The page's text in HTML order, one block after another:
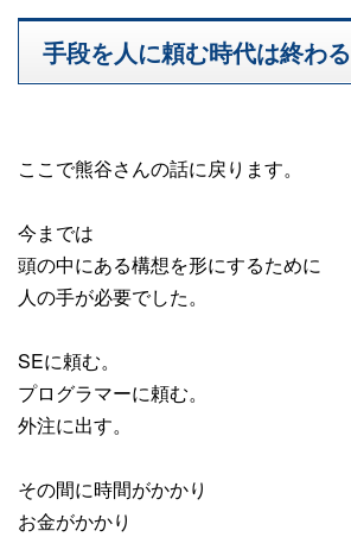
手段を人に頼む時代は終わる
ここで熊谷さんの話に戻ります。
今までは
頭の中にある構想を形にするために
人の手が必要でした。
SEに頼む。
プログラマーに頼む。
外注に出す。
その間に時間がかかり
お金がかかり